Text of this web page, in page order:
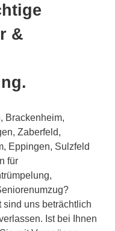
&
Brackenheim,
Zaberfeld,
Eppingen, Sulzfeld
für
uns beträchtlich
Ist bei Ihnen